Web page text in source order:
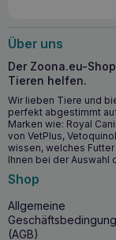
Über uns
Der Zoona.eu-
Tieren helfen.
Wir lieben Tiere und
perfekt abgestimmt
Marken wie: Royal
von VetPlus,
wissen, welches
Ihnen bei der Auswahl
Shop
Allgemeine
(AGB)